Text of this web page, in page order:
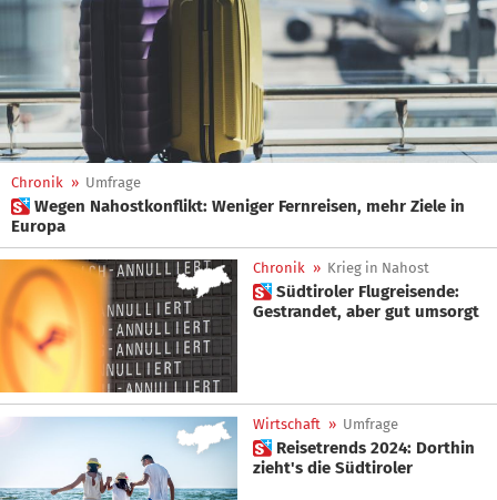
Chronik » Umfrage
 Wegen Nahostkonflikt: Weniger Fernreisen, mehr Ziele in
Europa
Chronik » Krieg in Nahost
 Südtiroler Flugreisende:
Gestrandet, aber gut umsorgt
Wirtschaft » Umfrage
 Reisetrends 2024: Dorthin
zieht's die Südtiroler